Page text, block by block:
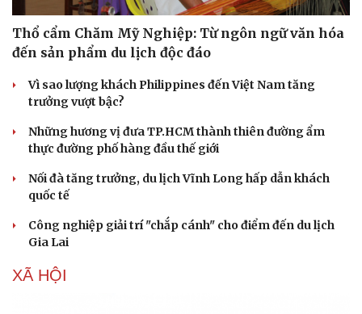
Thổ cẩm Chăm Mỹ Nghiệp: Từ ngôn ngữ văn hóa
đến sản phẩm du lịch độc đáo
Vì sao lượng khách Philippines đến Việt Nam tăng
trưởng vượt bậc?
Những hương vị đưa TP.HCM thành thiên đường ẩm
thực đường phố hàng đầu thế giới
Nối đà tăng trưởng, du lịch Vĩnh Long hấp dẫn khách
quốc tế
Công nghiệp giải trí "chắp cánh" cho điểm đến du lịch
Gia Lai
XÃ HỘI